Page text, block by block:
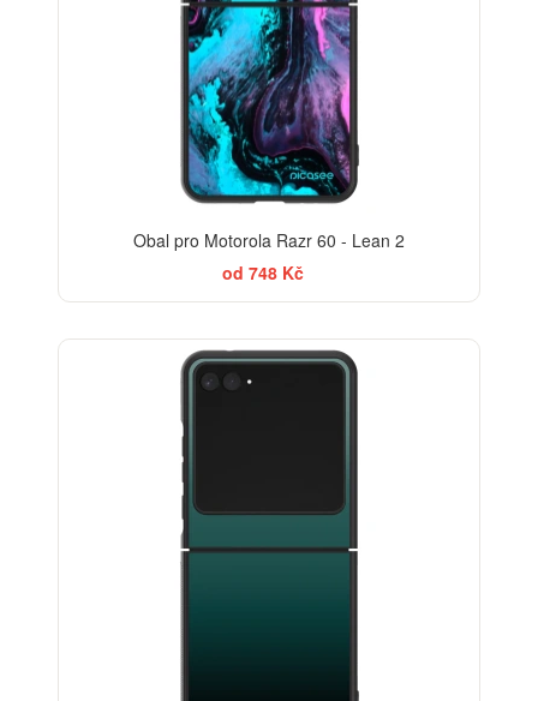
Obal pro Motorola Razr 60 - Lean 2
od 748 Kč